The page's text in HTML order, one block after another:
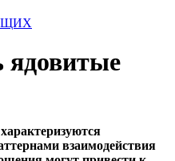
ядовитые
взаимодействия